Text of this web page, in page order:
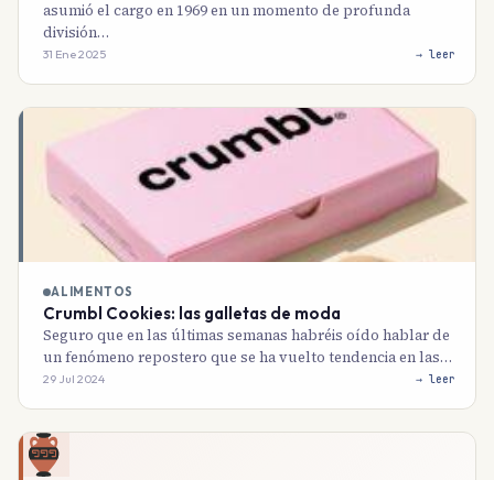
asumió el cargo en 1969 en un momento de profunda
división…
31 Ene 2025 → leer
ALIMENTOS
Crumbl Cookies: las galletas de moda
Seguro que en las últimas semanas habréis oído hablar de
un fenómeno repostero que se ha vuelto tendencia en las…
29 Jul 2024 → leer